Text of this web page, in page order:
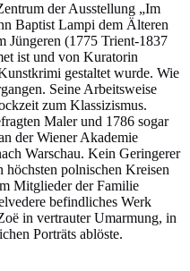
der Ausstellung „Im
Baptist Lampi dem Älteren
Jüngeren (1775 Trient-1837
ist und von Kuratorin
gestaltet wurde. Wie
Seine Arbeitsweise
zum Klassizismus.
Maler und 1786 sogar
der Wiener Akademie
Warschau. Kein Geringerer
höchsten polnischen Kreisen
Mitglieder der Familie
befindliches Werk
in vertrauter Umarmung, in
Porträts ablöste.